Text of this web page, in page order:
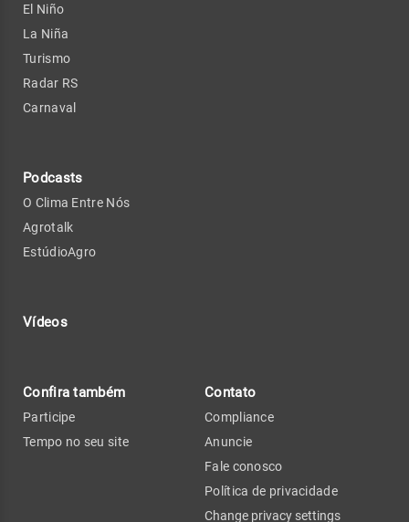
El Niño
La Niña
Turismo
Radar RS
Carnaval
Podcasts
O Clima Entre Nós
Agrotalk
EstúdioAgro
Vídeos
Confira também
Participe
Tempo no seu site
Contato
Compliance
Anuncie
Fale conosco
Política de privacidade
Change privacy settings